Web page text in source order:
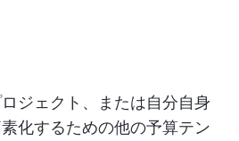
ジェクト、または自分自身
化するための他の予算テン